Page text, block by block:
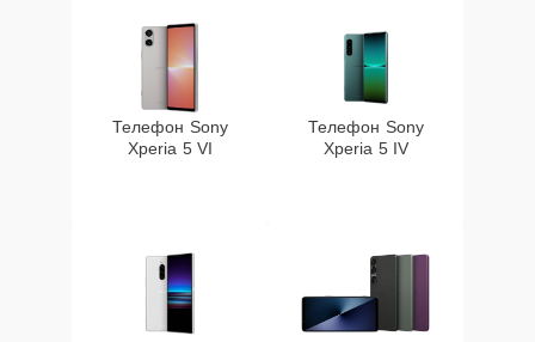
Телефон Sony
Xperia 5 VI
Телефон Sony
Xperia 5 IV